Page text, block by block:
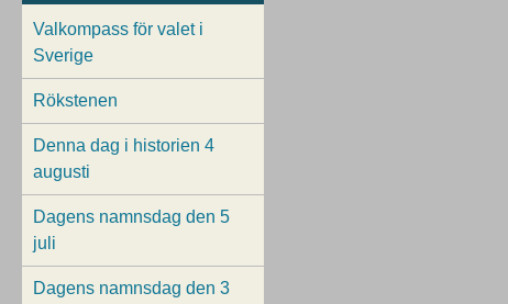
Valkompass för valet i
Sverige
Rökstenen
Denna dag i historien 4
augusti
Dagens namnsdag den 5
juli
Dagens namnsdag den 3